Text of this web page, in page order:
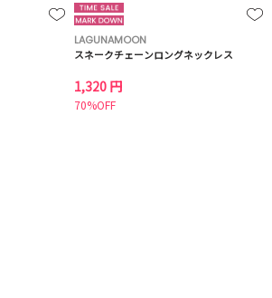
LAGUNAMOON
スネークチェーンロングネックレス
1,320 円
70%OFF